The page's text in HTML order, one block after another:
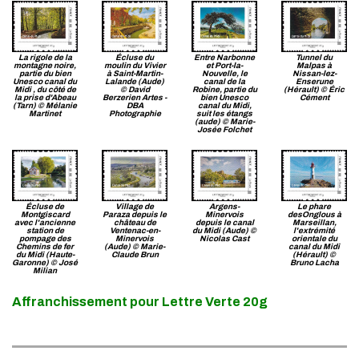
La rigole de la
montagne noire,
partie du bien
Unesco canal du
Midi , du côté de
la prise d'Abeau
(Tarn) © Mélanie
Martinet
Écluse du
moulin du Vivier
à Saint-Martin-
Lalande (Aude)
© David
Berzerien Artes -
DBA
Photographie
Entre Narbonne
et Port-la-
Nouvelle, le
canal de la
Robine, partie du
bien Unesco
canal du Midi,
suit les étangs
(aude) © Marie-
Josée Folchet
Tunnel du
Malpas à
Nissan-lez-
Enserune
(Hérault) © Éric
Cément
Écluse de
Montgiscard
avec l'ancienne
station de
pompage des
Chemins de fer
du Midi (Haute-
Garonne) © José
Milian
Village de
Paraza depuis le
château de
Ventenac-en-
Minervois
(Aude) © Marie-
Claude Brun
Argens-
Minervois
depuis le canal
du Midi (Aude) ©
Nicolas Cast
Le phare
desOnglous à
Marseillan,
l'extrémité
orientale du
canal du Midi
(Hérault) ©
Bruno Lacha
Affranchissement pour Lettre Verte 20g